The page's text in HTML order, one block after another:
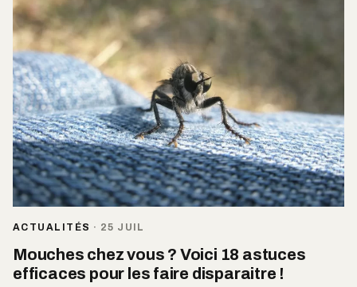
ACTUALITÉS · 25 JUIL
Mouches chez vous ? Voici 18 astuces
efficaces pour les faire disparaitre !